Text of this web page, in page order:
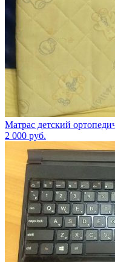
Матрас детский
2 000 руб.